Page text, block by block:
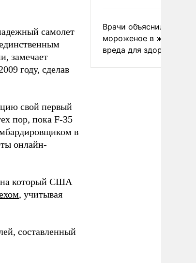
самолет
замечает
году, сделав
свой первый
пор, пока F-35
в
онлайн-
на который США
, учитывая
составленный
Врачи объяснили, как
мороженое в жару без
вреда для здоровья